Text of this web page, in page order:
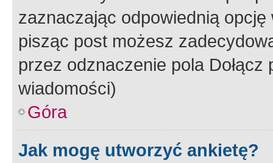
zaznaczając odpowiednią
pisząc post możesz
przez odznaczenie pola
wiadomości)
Góra
Jak mogę utworzyć ankietę?